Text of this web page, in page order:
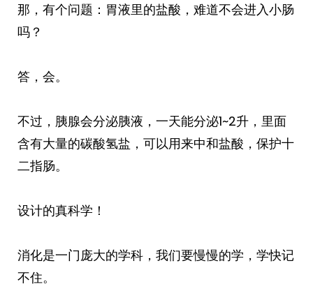
那，有个问题：胃液里的盐酸，难道不会进入小肠
吗？
答，会。
不过，胰腺会分泌胰液，一天能分泌1~2升，里面
含有大量的碳酸氢盐，可以用来中和盐酸，保护十
二指肠。
设计的真科学！
消化是一门庞大的学科，我们要慢慢的学，学快记
不住。